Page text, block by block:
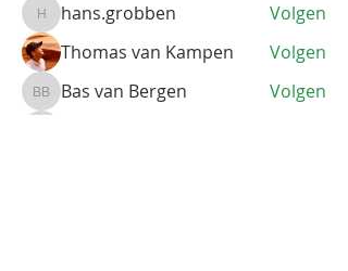
hans.grobben
hans.grobben
Volgen
Thomas van Kampen
Volgen
Bas van Bergen
Bas van Bergen Volgen